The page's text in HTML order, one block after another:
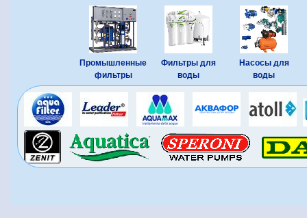
Промышленные
фильтры
Фильтры для
воды
Насосы для
воды